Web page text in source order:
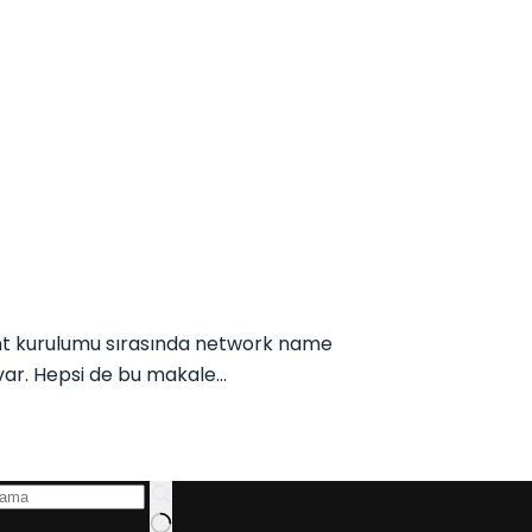
sırasında network name
Hepsi de bu makale…